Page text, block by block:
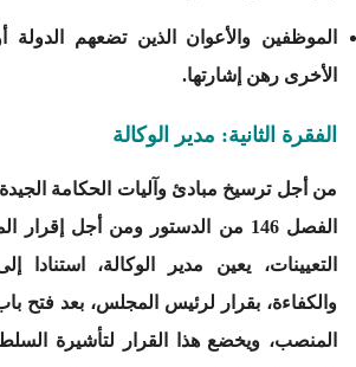
الموظفين والأعوان الذين تضعهم الدولة
الأخرى رهن إشارتها.
الفقرة الثانية: مدير الوكالة
من أجل ترسيخ مبادئ وآليات الحكامة
الفصل 146 من الدستور ومن أجل
التعيينات، يعين مدير الوكالة، استنادا
والكفاءة، بقرار لرئيس المجلس، بعد فتح
المنصب، ويخضع هذا القرار لتأشيرة